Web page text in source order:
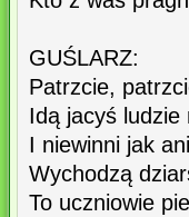
GUŚLARZ:
Patrzcie,
Idą jacyś ludzie
I niewinni jak
Wychodzą
To uczniowie